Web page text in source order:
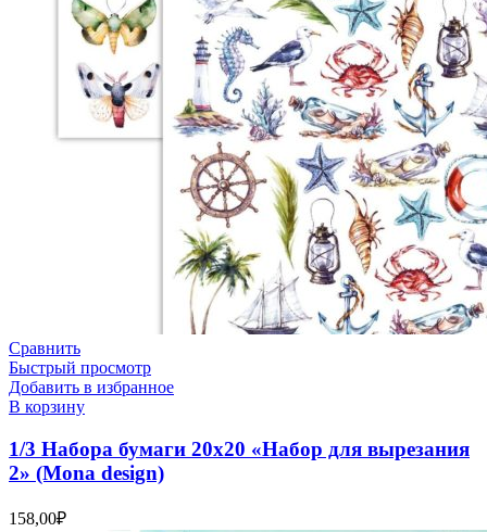
Сравнить
Быстрый просмотр
Добавить в избранное
В корзину
1/3 Набора бумаги 20х20 «Набор для вырезания
2» (Mona design)
158,00₽